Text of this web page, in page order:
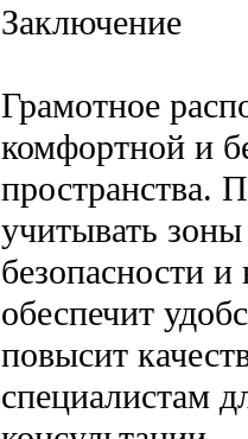
Заключение
Грамотное
комфортной и
пространства.
учитывать
безопасности
обеспечит
повысит
специалистам